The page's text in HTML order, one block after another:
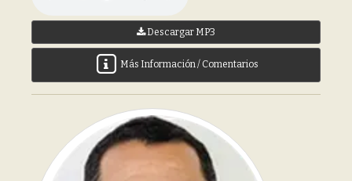
Descargar MP3
Más Información / Comentarios